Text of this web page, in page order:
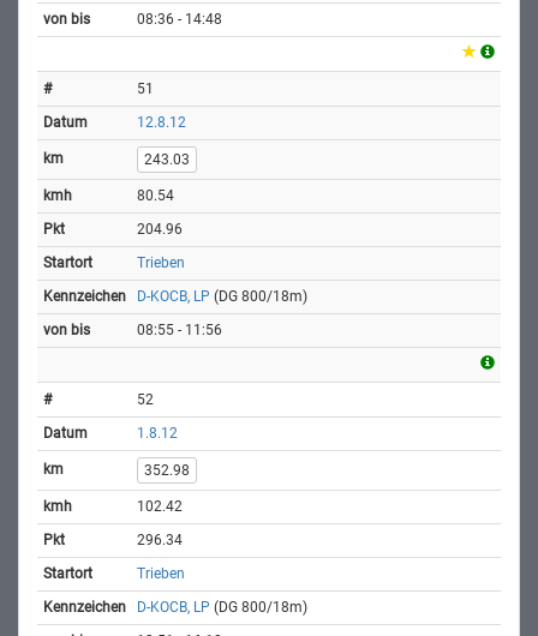
08:36 - 14:48
51
12.8.12
243.03
80.54
204.96
Trieben
D-KOCB, LP (DG 800/18m)
08:55 - 11:56
52
1.8.12
352.98
102.42
296.34
Trieben
D-KOCB, LP (DG 800/18m)